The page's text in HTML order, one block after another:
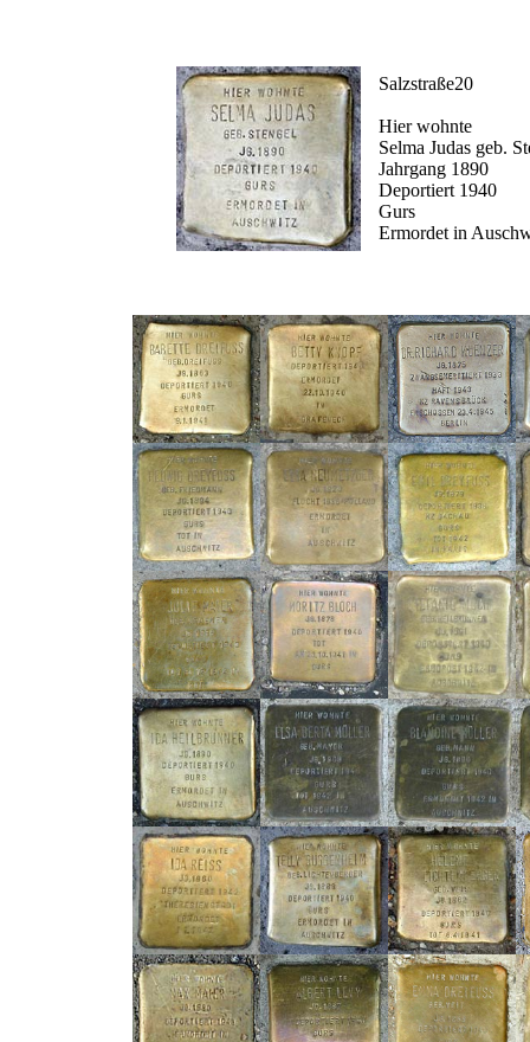
Salzstraße20
Hier wohnte
Selma Judas geb.
Jahrgang 1890
Deportiert 1940
Gurs
Ermordet in